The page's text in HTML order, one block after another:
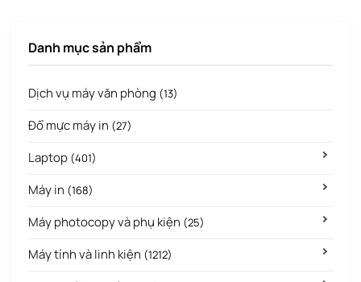
Danh mục sản phẩm
Dịch vụ máy văn phòng (13)
Đổ mực máy in (27)
Laptop (401)
Máy in (168)
Máy photocopy và phụ kiện (25)
Máy tính và linh kiện (1212)